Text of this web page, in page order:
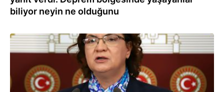
biliyor neyin ne olduğunu
10.03.2023